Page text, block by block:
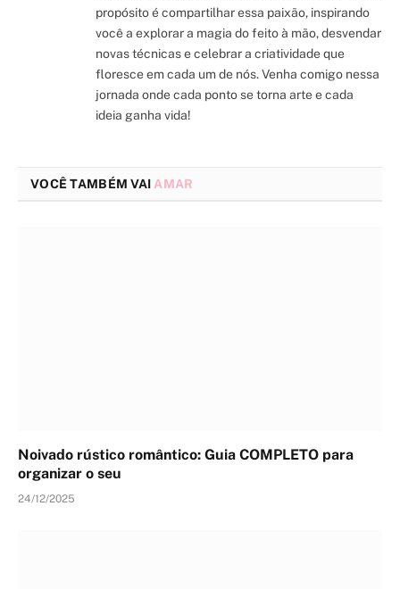
propósito é compartilhar essa paixão, inspirando
você a explorar a magia do feito à mão, desvendar
novas técnicas e celebrar a criatividade que
floresce em cada um de nós. Venha comigo nessa
jornada onde cada ponto se torna arte e cada
ideia ganha vida!
VOCÊ TAMBÉM VAI AMAR
Noivado rústico romântico: Guia COMPLETO para
organizar o seu
24/12/2025